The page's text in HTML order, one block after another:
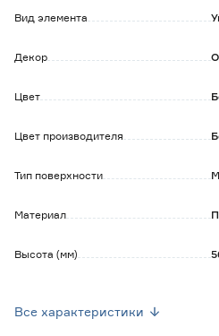
Вид элемента
Декор
Цвет
Цвет производителя
Тип поверхности
Материал
Высота (мм)
Все характеристики